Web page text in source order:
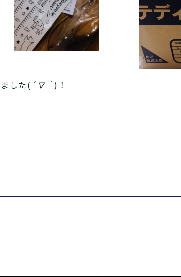
した( ´∇｀)！